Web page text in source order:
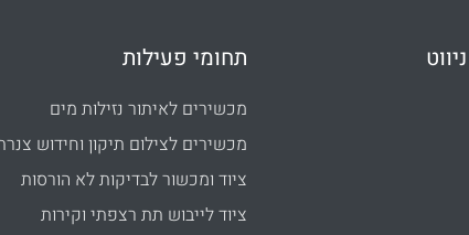
תחומי פעילות
מכשירים לאיתור נזילות מים
מכשירים לצילום תיקון וחידוש
ציוד ומכשור לבדיקות לא הורסות
ציוד לייבוש תת רצפתי וקירות